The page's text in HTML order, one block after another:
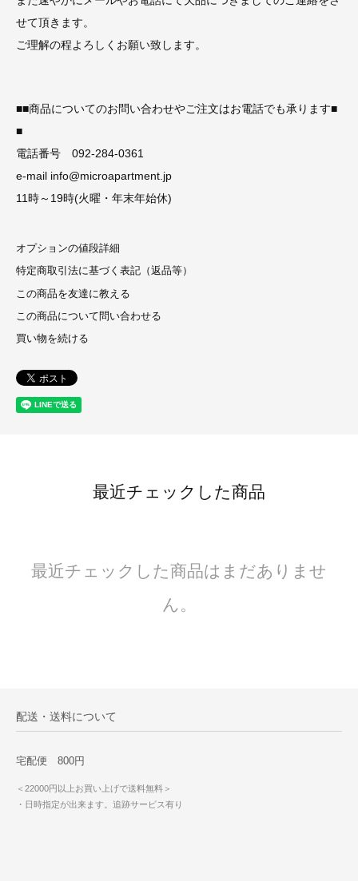
せて頂きます。
ご理解の程よろしくお願い致します。
■■商品についてのお問い合わせやご注文はお電話でも承ります■
■
電話番号 092-284-0361
e-mail info@microapartment.jp
11時～19時(火曜・年末年始休)
オプションの値段詳細
特定商取引法に基づく表記（返品等）
この商品を友達に教える
この商品について問い合わせる
買い物を続ける
最近チェックした商品
最近チェックした商品はまだありませ
ん。
配送・送料について
宅配便 800円
＜22000円以上お買い上げで送料無料＞
・日時指定が出来ます。追跡サービス有り